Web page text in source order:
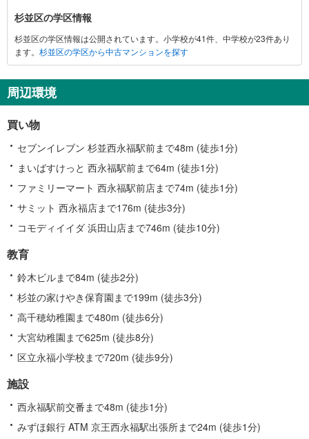
杉並区の学区情報
杉並区の学区情報は公開されています。小学校が41件、中学校が23件あり
ます。 杉並区の学区から中古マンションを探す
周辺環境
買い物
セブンイレブン 杉並西永福駅前まで48m (徒歩1分)
まいばすけっと 西永福駅前まで64m (徒歩1分)
ファミリーマート 西永福駅前店まで74m (徒歩1分)
サミット 西永福店まで176m (徒歩3分)
コモディイイダ 浜田山店まで746m (徒歩10分)
教育
鈴木ビルまで84m (徒歩2分)
杉並の家けやき保育園まで199m (徒歩3分)
高千穂幼稚園まで480m (徒歩6分)
大宮幼稚園まで625m (徒歩8分)
区立永福小学校まで720m (徒歩9分)
施設
西永福駅前交番まで48m (徒歩1分)
みずほ銀行 ATM 京王西永福駅出張所まで24m (徒歩1分)